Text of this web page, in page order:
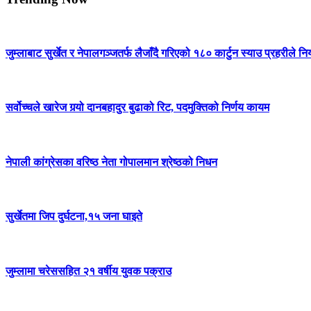
जुम्लाबाट सुर्खेत र नेपालगञ्जतर्फ लैजाँदै गरिएको १८० कार्टुन स्याउ प्रहरीले
सर्वोच्चले खारेज गर्‍यो दानबहादुर बुढाको रिट, पदमुक्तिको निर्णय कायम
नेपाली कांग्रेसका वरिष्ठ नेता गोपालमान श्रेष्ठको निधन
सुर्खेतमा जिप दुर्घटना,१५ जना घाइते
जुम्लामा चरेससहित २१ वर्षीय युवक पक्राउ